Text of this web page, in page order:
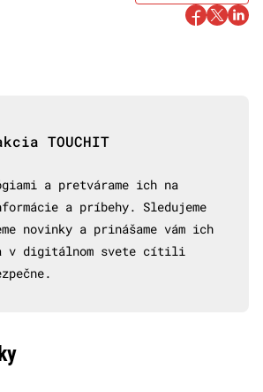
TOUCHIT
a pretvárame ich na
a príbehy. Sledujeme
novinky a prinášame vám ich
v digitálnom svete cítili